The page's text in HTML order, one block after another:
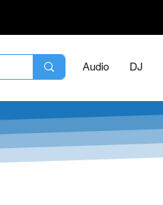
Audio DJ